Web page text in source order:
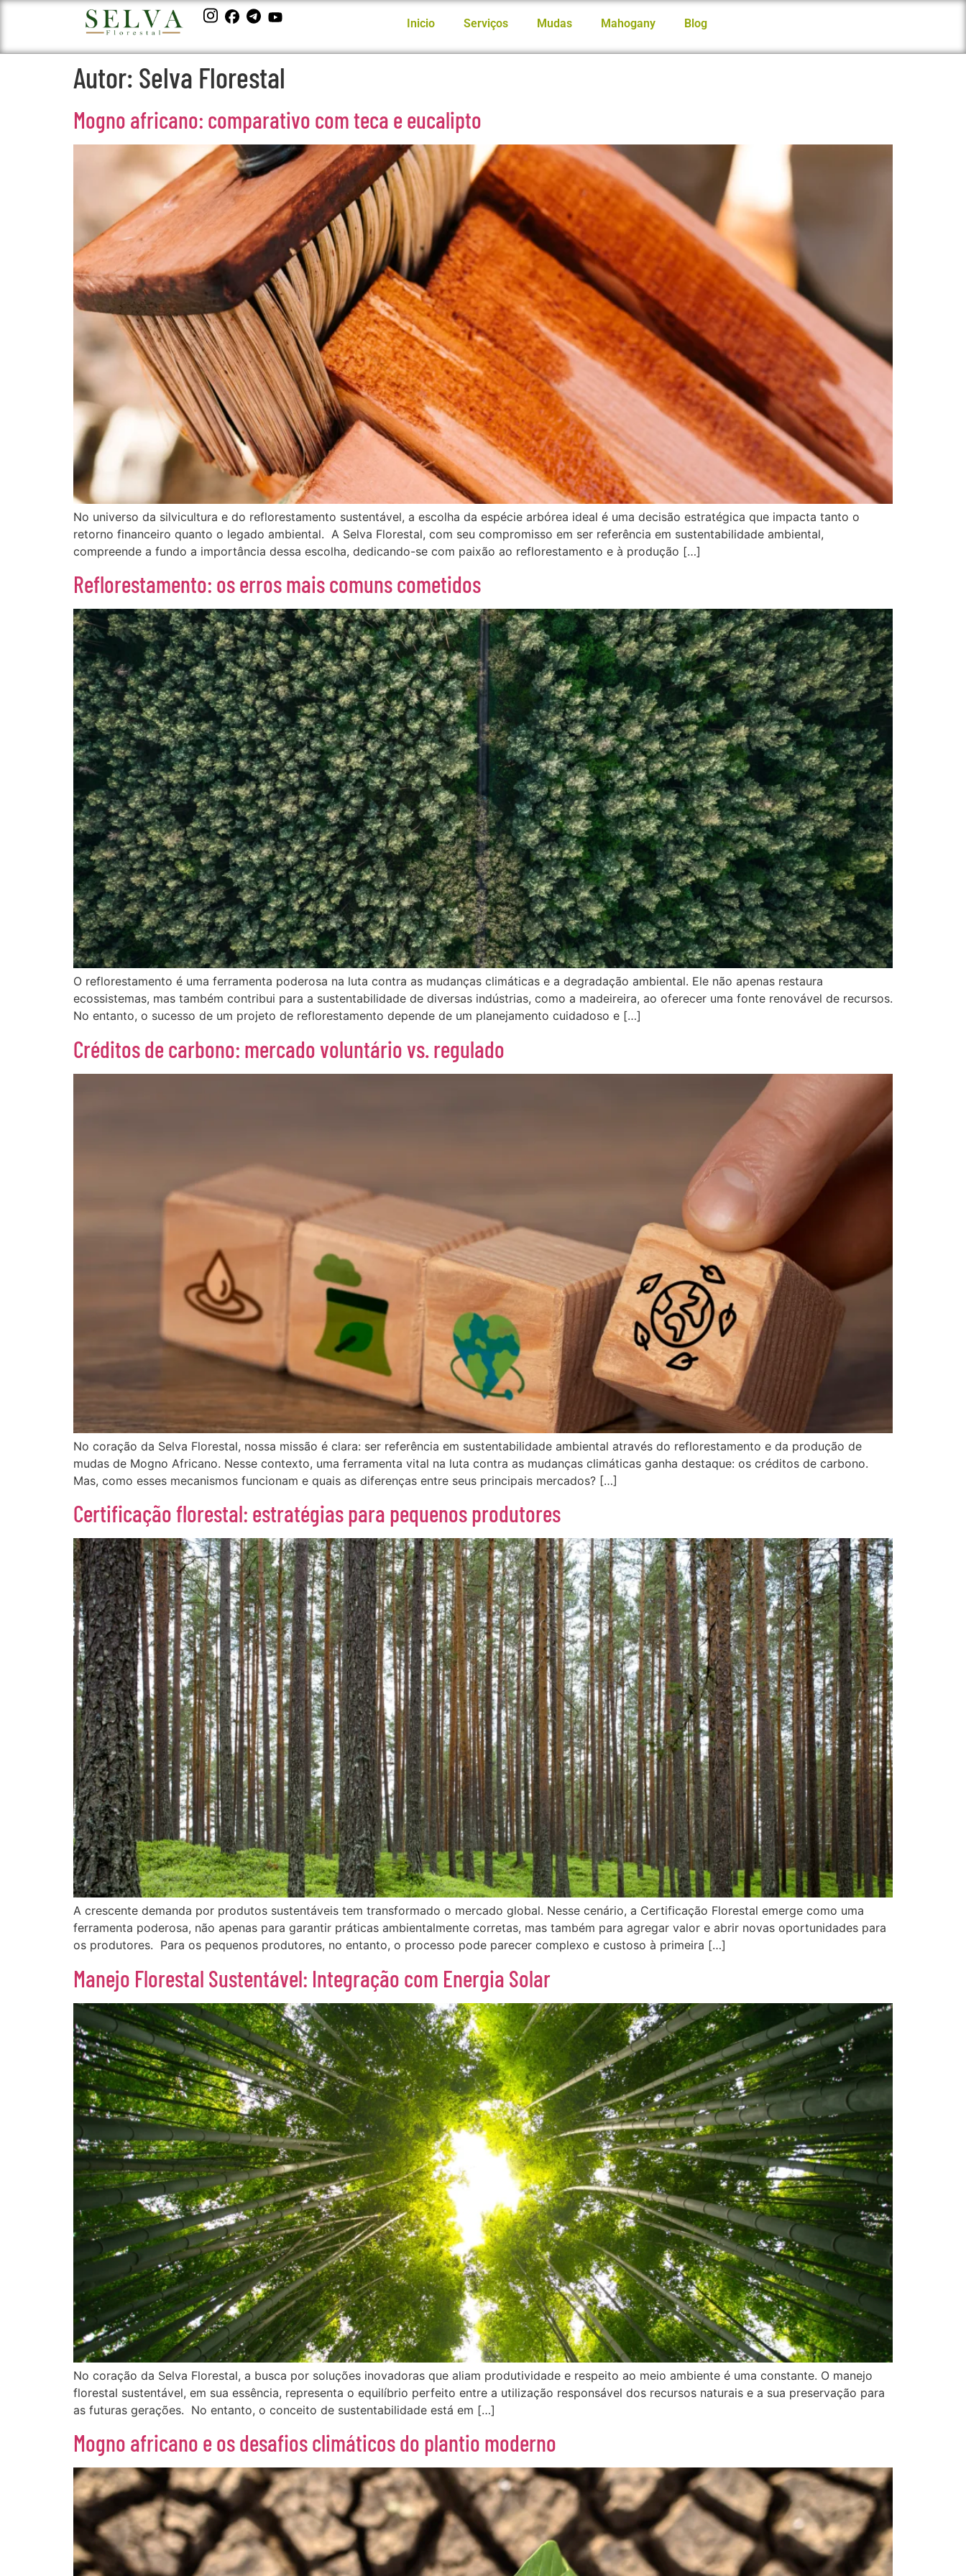
Inicio Serviços Mudas Mahogany Blog
Autor: Selva Florestal
Mogno africano: comparativo com teca e eucalipto
No universo da silvicultura e do reflorestamento sustentável, a escolha da espécie arbórea ideal é uma decisão estratégica que impacta tanto o
retorno financeiro quanto o legado ambiental. A Selva Florestal, com seu compromisso em ser referência em sustentabilidade ambiental,
compreende a fundo a importância dessa escolha, dedicando-se com paixão ao reflorestamento e à produção […]
Reflorestamento: os erros mais comuns cometidos
O reflorestamento é uma ferramenta poderosa na luta contra as mudanças climáticas e a degradação ambiental. Ele não apenas restaura
ecossistemas, mas também contribui para a sustentabilidade de diversas indústrias, como a madeireira, ao oferecer uma fonte renovável de recursos.
No entanto, o sucesso de um projeto de reflorestamento depende de um planejamento cuidadoso e […]
Créditos de carbono: mercado voluntário vs. regulado
No coração da Selva Florestal, nossa missão é clara: ser referência em sustentabilidade ambiental através do reflorestamento e da produção de
mudas de Mogno Africano. Nesse contexto, uma ferramenta vital na luta contra as mudanças climáticas ganha destaque: os créditos de carbono.
Mas, como esses mecanismos funcionam e quais as diferenças entre seus principais mercados? […]
Certificação florestal: estratégias para pequenos produtores
A crescente demanda por produtos sustentáveis tem transformado o mercado global. Nesse cenário, a Certificação Florestal emerge como uma
ferramenta poderosa, não apenas para garantir práticas ambientalmente corretas, mas também para agregar valor e abrir novas oportunidades para
os produtores. Para os pequenos produtores, no entanto, o processo pode parecer complexo e custoso à primeira […]
Manejo Florestal Sustentável: Integração com Energia Solar
No coração da Selva Florestal, a busca por soluções inovadoras que aliam produtividade e respeito ao meio ambiente é uma constante. O manejo
florestal sustentável, em sua essência, representa o equilíbrio perfeito entre a utilização responsável dos recursos naturais e a sua preservação para
as futuras gerações. No entanto, o conceito de sustentabilidade está em […]
Mogno africano e os desafios climáticos do plantio moderno